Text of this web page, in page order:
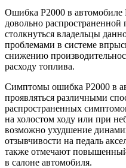
Ошибка P2000 в автомобиле
довольно
столкнуться владельцы
проблемами в системе
снижению
расходу топлива.
Симптомы ошибка P2000 в
проявляться различными
распространенных
на холостом ходу или при
возможно ухудшение
отзывчивости на педаль
также отмечают повышенный
в салоне автомобиля.